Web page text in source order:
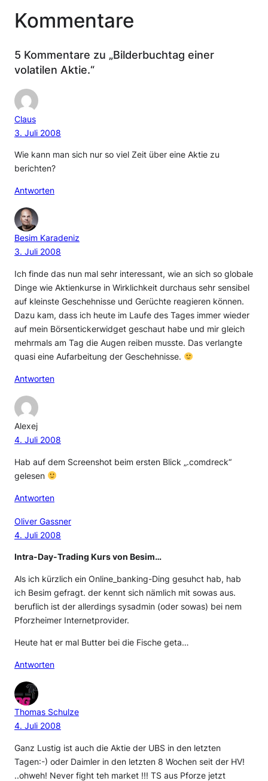
Kommentare
5 Kommentare zu „Bilderbuchtag einer
volatilen Aktie.“
Claus
3. Juli 2008
Wie kann man sich nur so viel Zeit über eine Aktie zu
berichten?
Antworten
Besim Karadeniz
3. Juli 2008
Ich finde das nun mal sehr interessant, wie an sich so globale
Dinge wie Aktienkurse in Wirklichkeit durchaus sehr sensibel
auf kleinste Geschehnisse und Gerüchte reagieren können.
Dazu kam, dass ich heute im Laufe des Tages immer wieder
auf mein Börsentickerwidget geschaut habe und mir gleich
mehrmals am Tag die Augen reiben musste. Das verlangte
quasi eine Aufarbeitung der Geschehnisse.
Antworten
Alexej
4. Juli 2008
Hab auf dem Screenshot beim ersten Blick „.comdreck“
gelesen
Antworten
Oliver Gassner
4. Juli 2008
Intra-Day-Trading Kurs von Besim…
Als ich kürzlich ein Online_banking-Ding gesuhct hab, hab
ich Besim gefragt. der kennt sich nämlich mit sowas aus.
beruflich ist der allerdings sysadmin (oder sowas) bei nem
Pforzheimer Internetprovider.
Heute hat er mal Butter bei die Fische geta…
Antworten
Thomas Schulze
4. Juli 2008
Ganz Lustig ist auch die Aktie der UBS in den letzten
Tagen:-) oder Daimler in den letzten 8 Wochen seit der HV!
..ohweh! Never fight teh market !!! TS aus Pforze jetzt